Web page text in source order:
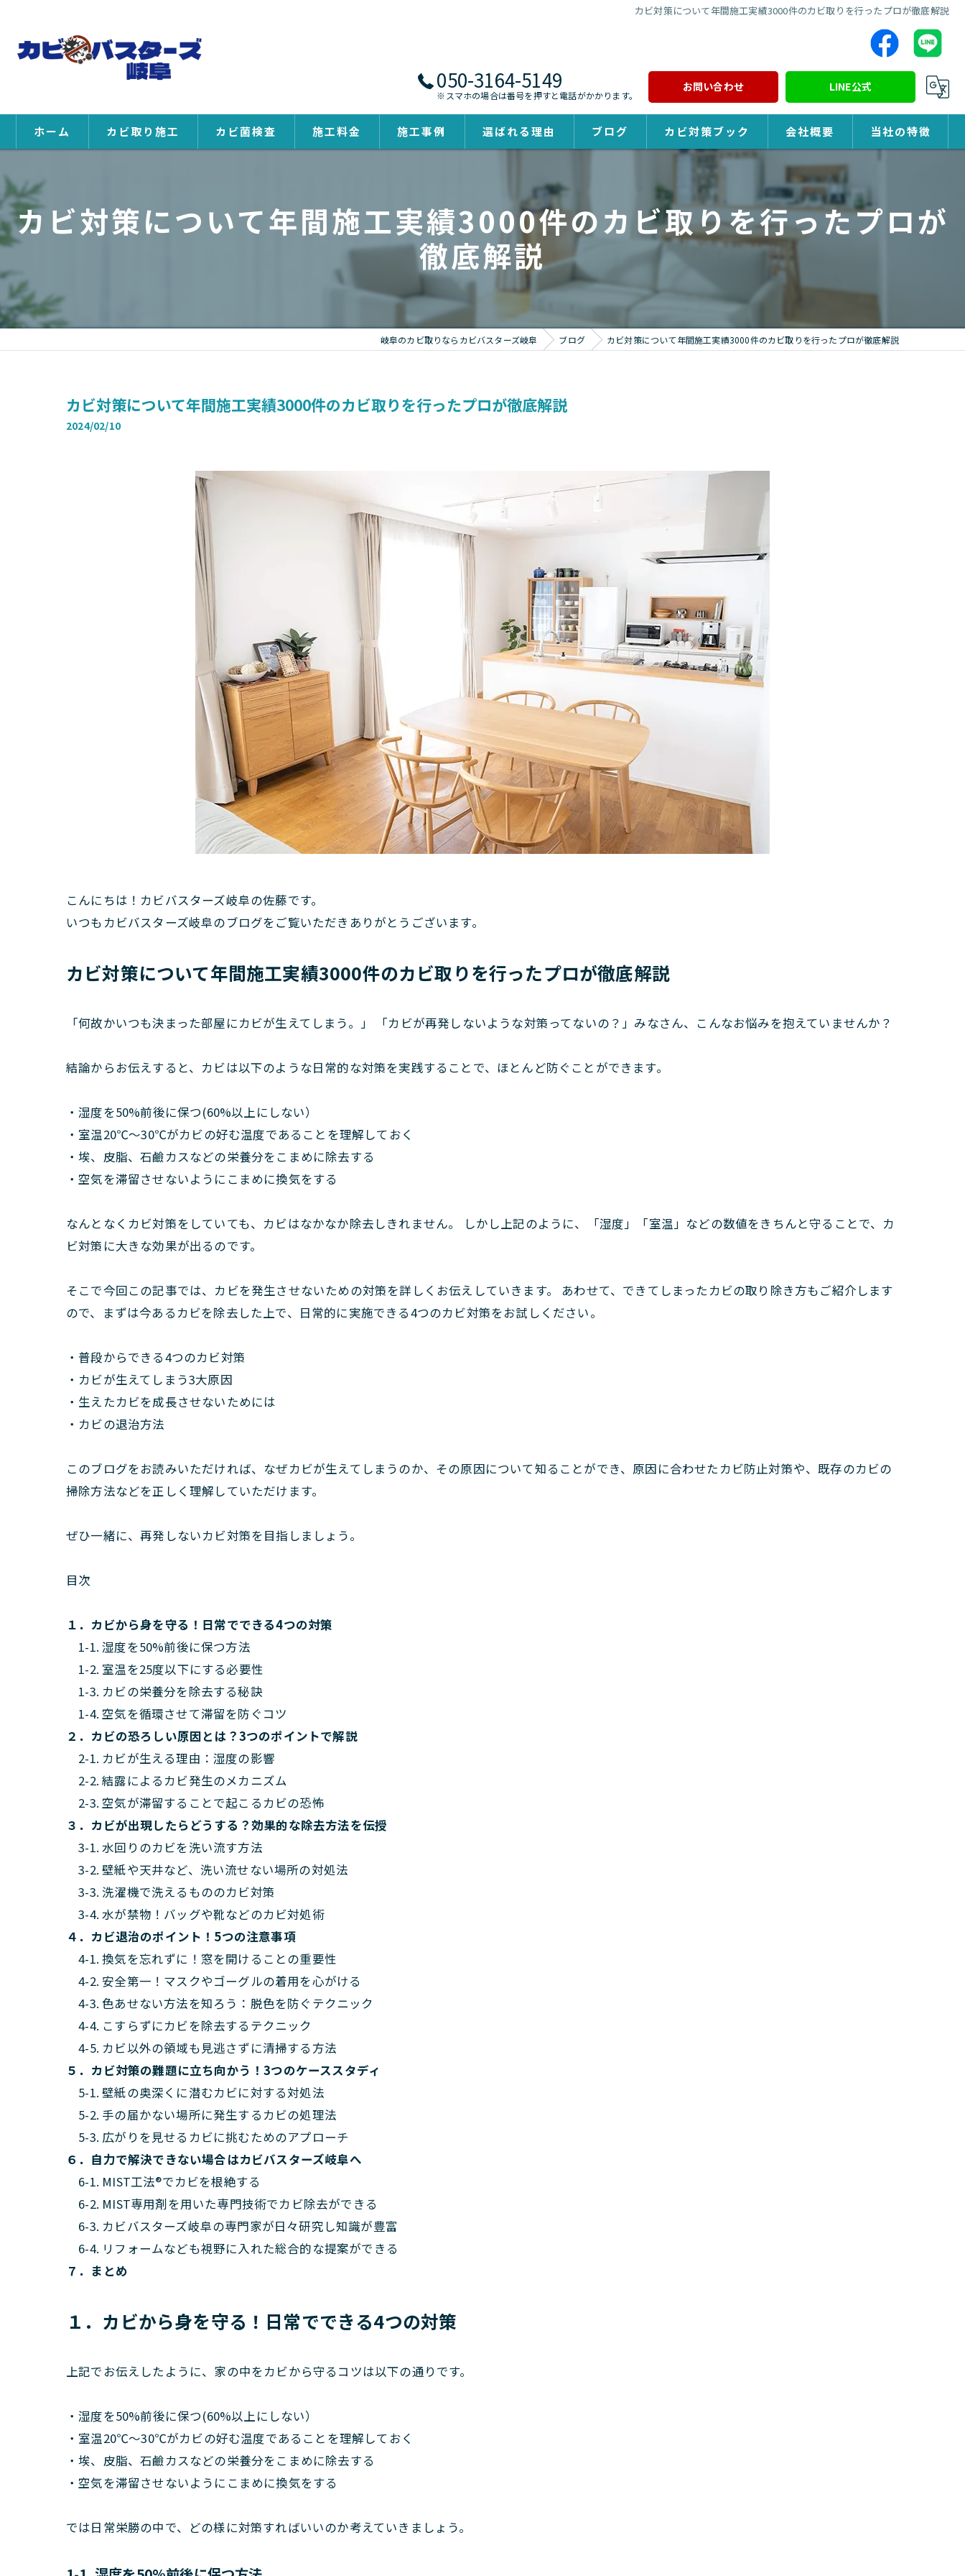
カビ対策について年間施工実績3000件のカビ取りを行ったプロが徹底解説
050-3164-5149
※スマホの場合は番号を押すと電話がかかります。
お問い合わせ LINE公式
ホーム カビ取り施工 カビ菌検査 施工料金 施工事例 選ばれる理由 ブログ カビ対策ブック 会社概要 当社の特徴
除カビ
カビ対策について年間施工実績3000件のカビ取りを行ったプロが
徹底解説
岐阜のカビ取りならカビバスターズ岐阜 ブログ カビ対策について年間施工実績3000件のカビ取りを行ったプロが徹底解説
カビ対策について年間施工実績3000件のカビ取りを行ったプロが徹底解説
2024/02/10
こんにちは！カビバスターズ岐阜の佐藤です。
いつもカビバスターズ岐阜のブログをご覧いただきありがとうございます。
カビ対策について年間施工実績3000件のカビ取りを行ったプロが徹底解説
「何故かいつも決まった部屋にカビが生えてしまう。」 「カビが再発しないような対策ってないの？」みなさん、こんなお悩みを抱えていませんか？
結論からお伝えすると、カビは以下のような日常的な対策を実践することで、ほとんど防ぐことができます。
・湿度を50%前後に保つ(60%以上にしない）
・室温20℃～30℃がカビの好む温度であることを理解しておく
・埃、皮脂、石鹼カスなどの栄養分をこまめに除去する
・空気を滞留させないようにこまめに換気をする
なんとなくカビ対策をしていても、カビはなかなか除去しきれません。 しかし上記のように、「湿度」「室温」などの数値をきちんと守ることで、カ
ビ対策に大きな効果が出るのです。
そこで今回この記事では、カビを発生させないための対策を詳しくお伝えしていきます。 あわせて、できてしまったカビの取り除き方もご紹介します
ので、まずは今あるカビを除去した上で、日常的に実施できる4つのカビ対策をお試しください。
・普段からできる4つのカビ対策
・カビが生えてしまう3大原因
・生えたカビを成長させないためには
・カビの退治方法
このブログをお読みいただければ、なぜカビが生えてしまうのか、その原因について知ることができ、原因に合わせたカビ防止対策や、既存のカビの
掃除方法などを正しく理解していただけます。
ぜひ一緒に、再発しないカビ対策を目指しましょう。
目次
１．カビから身を守る！日常でできる4つの対策
1-1. 湿度を50%前後に保つ方法
1-2. 室温を25度以下にする必要性
1-3. カビの栄養分を除去する秘訣
1-4. 空気を循環させて滞留を防ぐコツ
２．カビの恐ろしい原因とは？3つのポイントで解説
2-1. カビが生える理由：湿度の影響
2-2. 結露によるカビ発生のメカニズム
2-3. 空気が滞留することで起こるカビの恐怖
３．カビが出現したらどうする？効果的な除去方法を伝授
3-1. 水回りのカビを洗い流す方法
3-2. 壁紙や天井など、洗い流せない場所の対処法
3-3. 洗濯機で洗えるもののカビ対策
3-4. 水が禁物！バッグや靴などのカビ対処術
４．カビ退治のポイント！5つの注意事項
4-1. 換気を忘れずに！窓を開けることの重要性
4-2. 安全第一！マスクやゴーグルの着用を心がける
4-3. 色あせない方法を知ろう：脱色を防ぐテクニック
4-4. こすらずにカビを除去するテクニック
4-5. カビ以外の領域も見逃さずに清掃する方法
５．カビ対策の難題に立ち向かう！3つのケーススタディ
5-1. 壁紙の奥深くに潜むカビに対する対処法
5-2. 手の届かない場所に発生するカビの処理法
5-3. 広がりを見せるカビに挑むためのアプローチ
６．自力で解決できない場合はカビバスターズ岐阜へ
6-1. MIST工法®でカビを根絶する
6-2. MIST専用剤を用いた専門技術でカビ除去ができる
6-3. カビバスターズ岐阜の専門家が日々研究し知識が豊富
6-4. リフォームなども視野に入れた総合的な提案ができる
７．まとめ
１．カビから身を守る！日常でできる4つの対策
上記でお伝えしたように、家の中をカビから守るコツは以下の通りです。
・湿度を50%前後に保つ(60%以上にしない）
・室温20℃～30℃がカビの好む温度であることを理解しておく
・埃、皮脂、石鹼カスなどの栄養分をこまめに除去する
・空気を滞留させないようにこまめに換気をする
では日常栄勝の中で、どの様に対策すればいいのか考えていきましょう。